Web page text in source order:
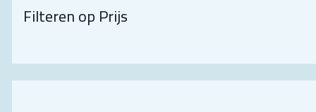
Filteren op Prijs